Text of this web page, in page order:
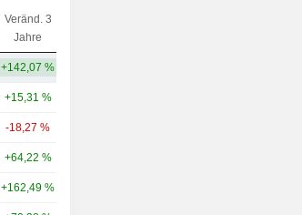
Veränd. 3
Jahre
+142,07 %
+15,31 %
-18,27 %
+64,22 %
+162,49 %